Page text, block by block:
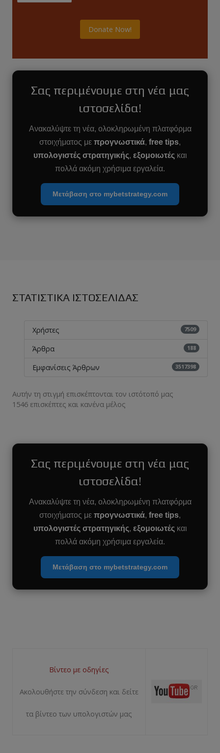
Donate Now!
Σας περιμένουμε στη νέα μας
ιστοσελίδα!
Ανακαλύψτε τη νέα, ολοκληρωμένη πλατφόρμα
στοιχήματος με προγνωστικά, free tips,
υπολογιστές στρατηγικής, εξομοιωτές και
πολλά ακόμη χρήσιμα εργαλεία.
Μετάβαση στο mybetstrategy.com
ΣΤΑΤΙΣΤΙΚΑ ΙΣΤΟΣΕΛΙΔΑΣ
Χρήστες 7509
Άρθρα 188
Εμφανίσεις Άρθρων 3517398
Αυτήν τη στιγμή επισκέπτονται τον ιστότοπό μας
1546 επισκέπτες και κανένα μέλος
Σας περιμένουμε στη νέα μας
ιστοσελίδα!
Ανακαλύψτε τη νέα, ολοκληρωμένη πλατφόρμα
στοιχήματος με προγνωστικά, free tips,
υπολογιστές στρατηγικής, εξομοιωτές και
πολλά ακόμη χρήσιμα εργαλεία.
Μετάβαση στο mybetstrategy.com
Βίντεο με οδηγίες
Ακολουθήστε την σύνδεση και δείτε
τα βίντεο των υπολογιστών μας